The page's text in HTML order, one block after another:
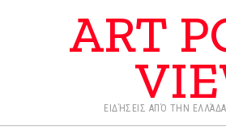
ART
ΕΙΔΉΣΕΙΣ ΑΠΌ ΤΗΝ